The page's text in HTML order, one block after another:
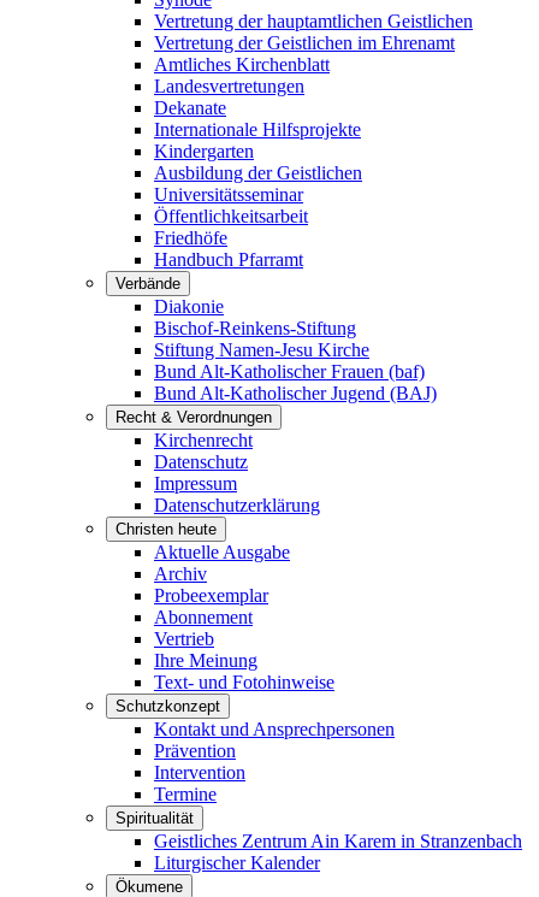
Vertretung der hauptamtlichen Geistlichen
Vertretung der Geistlichen im Ehrenamt
Amtliches Kirchenblatt
Landesvertretungen
Dekanate
Internationale Hilfsprojekte
Kindergarten
Ausbildung der Geistlichen
Universitätsseminar
Öffentlichkeitsarbeit
Friedhöfe
Handbuch Pfarramt
Verbände
Diakonie
Bischof-Reinkens-Stiftung
Stiftung Namen-Jesu Kirche
Bund Alt-Katholischer Frauen (baf)
Bund Alt-Katholischer Jugend (BAJ)
Recht & Verordnungen
Kirchenrecht
Datenschutz
Impressum
Datenschutzerklärung
Christen heute
Aktuelle Ausgabe
Archiv
Probeexemplar
Abonnement
Vertrieb
Ihre Meinung
Text- und Fotohinweise
Schutzkonzept
Kontakt und Ansprechpersonen
Prävention
Intervention
Termine
Spiritualität
Geistliches Zentrum Ain Karem in Stranzenbach
Liturgischer Kalender
Ökumene